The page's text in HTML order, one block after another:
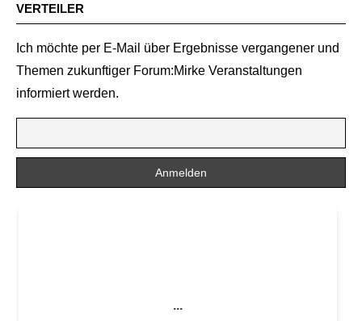
VERTEILER
Ich möchte per E-Mail über Ergebnisse vergangener und
Themen zukunftiger Forum:Mirke Veranstaltungen
informiert werden.